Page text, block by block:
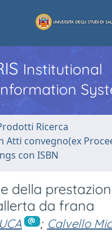
Institutional
Ricerca
Atti convegno(ex
con ISBN
della
da frana
; Calvello